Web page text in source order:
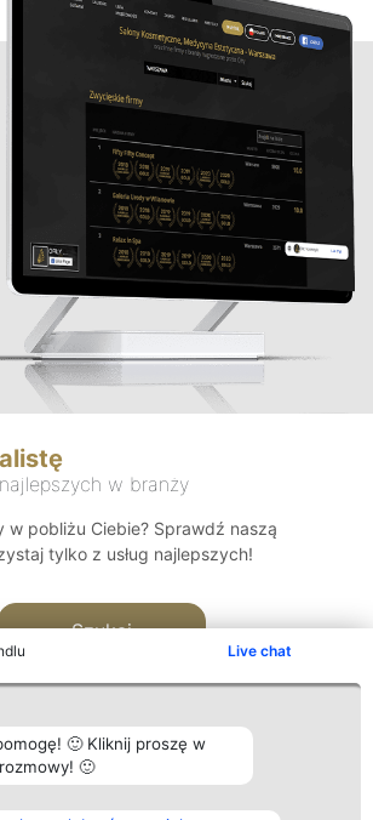
Live chat
🙂 Kliknij proszę w
🙂
w branży
w pobliżu Ciebie? Sprawdź naszą
tylko z usług najlepszych!
Szukaj
Plebiscyt Kontakt